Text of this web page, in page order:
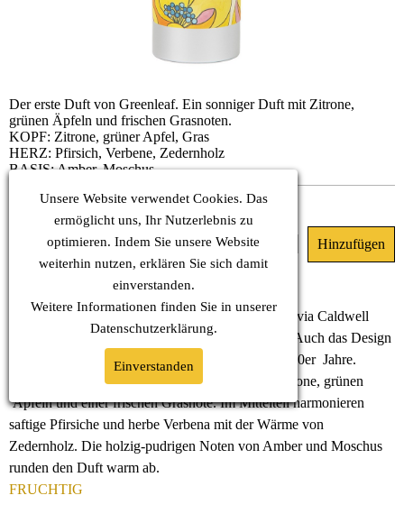
Der erste Duft von Greenleaf. Ein sonniger Duft mit Zitrone,
grünen Äpfeln und frischen Grasnoten.
KOPF: Zitrone, grüner Apfel, Gras
HERZ: Pfirsich, Verbene, Zedernholz
BASIS: Amber, Moschus
Sofort verfügbar
23.90 € (MwSt. Inkl.)
Sunbeam (Sonnenstrahl) ist der erste Duft, den Sylvia Caldwell
1975 noch in ihrem Küchenmixer geschaffen hat. Auch das Design
des Sachets steht ganz im Zeichen des Looks der 70er Jahre.
Sunbeam ist ein strahlender, sonniger Duft mit Zitrone, grünen
Äpfeln und einer frischen Grasnote. Im Mittelteil harmonieren
saftige Pfirsiche und herbe Verbena mit der Wärme von
Zedernholz. Die holzig-pudrigen Noten von Amber und Moschus
runden den Duft warm ab.
FRUCHTIG
Unsere Website verwendet Cookies. Das
ermöglicht uns, Ihr Nutzerlebnis zu
optimieren. Indem Sie unsere Website
weiterhin nutzen, erklären Sie sich damit
einverstanden.
Weitere Informationen finden Sie in unserer
Datenschutzerklärung.
Einverstanden